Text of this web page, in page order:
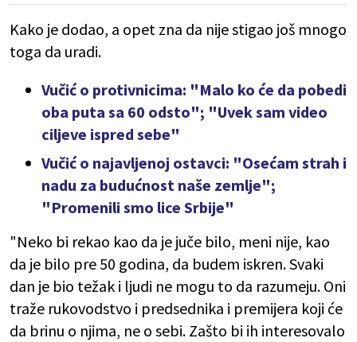
Kako je dodao, a opet zna da nije stigao još mnogo
toga da uradi.
Vučić o protivnicima: "Malo ko će da pobedi
oba puta sa 60 odsto"; "Uvek sam video
ciljeve ispred sebe"
Vučić o najavljenoj ostavci: "Osećam strah i
nadu za budućnost naše zemlje";
"Promenili smo lice Srbije"
"Neko bi rekao kao da je juče bilo, meni nije, kao
da je bilo pre 50 godina, da budem iskren. Svaki
dan je bio težak i ljudi ne mogu to da razumeju. Oni
traže rukovodstvo i predsednika i premijera koji će
da brinu o njima, ne o sebi. Zašto bi ih interesovalo